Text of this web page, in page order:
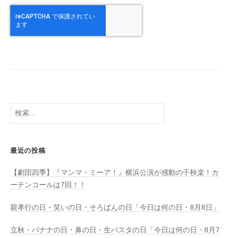
検
最近の投稿
【劇団四季】『マンマ・ミーア！』横浜公演が感動の千秋楽！カ
ーテンコールは7回！！
親孝行の日・笑いの日・そろばんの日「今日は何の日・8月8日」
立秋・バナナの日・鼻の日・生パスタの日「今日は何の日・8月7